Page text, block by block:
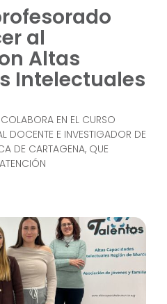
al
Altas
Intelectuales
EN EL CURSO
DOCENTE E INVESTIGADOR DE
DE CARTAGENA, QUE